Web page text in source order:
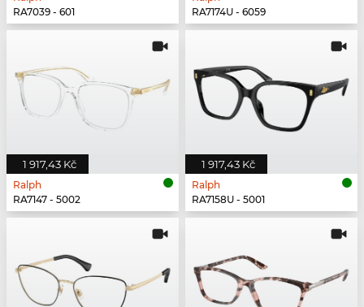
RA7039 - 601
RA7174U - 6059
1 917,43 Kč
Ralph
RA7147 - 5002
1 917,43 Kč
Ralph
RA7158U - 5001